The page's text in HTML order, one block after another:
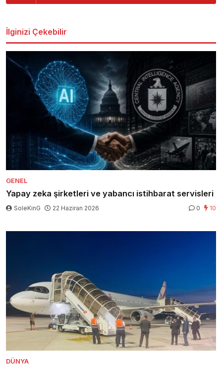
İlginizi Çekebilir
GENEL
Yapay zeka şirketleri ve yabancı istihbarat servisleri
SoleKinG 22 Haziran 2026 0 10
DÜNYA